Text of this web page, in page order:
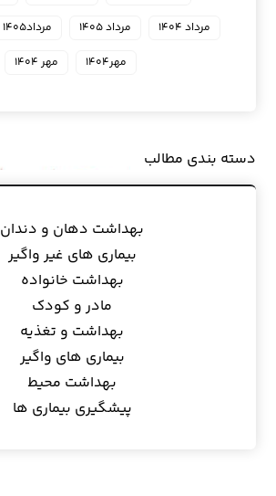
مرداد ۱۴۰۴
مرداد ۱۴۰۵ مرداد۱۴۰۵
مهر۱۴۰۴
مهر ۱۴۰۴
دسته بندی مطالب
بهداشت دهان و دندان
بیماری های غیر واگیر
بهداشت خانواده
مادر و کودک
بهداشت و تغذیه
بیماری های واگیر
بهداشت محیط
پیشگیری بیماری ها